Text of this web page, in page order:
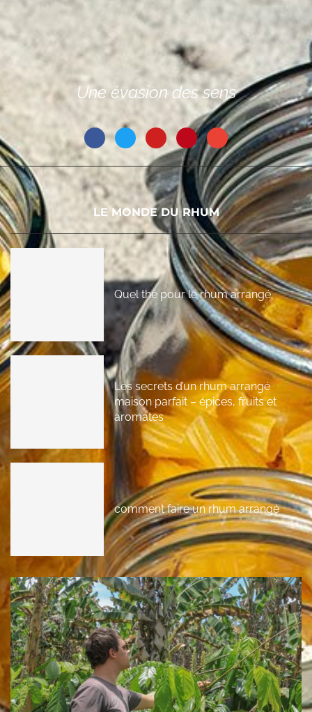
Une évasion des sens
LE MONDE DU RHUM
Quel thé pour le rhum arrangé
Les secrets d’un rhum arrangé
maison parfait – épices, fruits et
aromates
comment faire un rhum arrangé